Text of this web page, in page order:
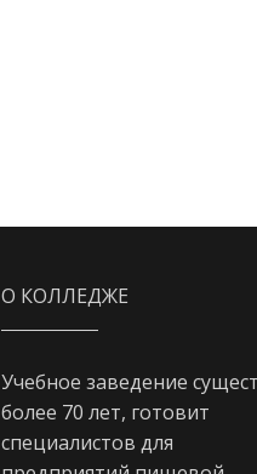
О КОЛЛЕДЖЕ
Учебное заведение
более 70 лет, готовит
специалистов для